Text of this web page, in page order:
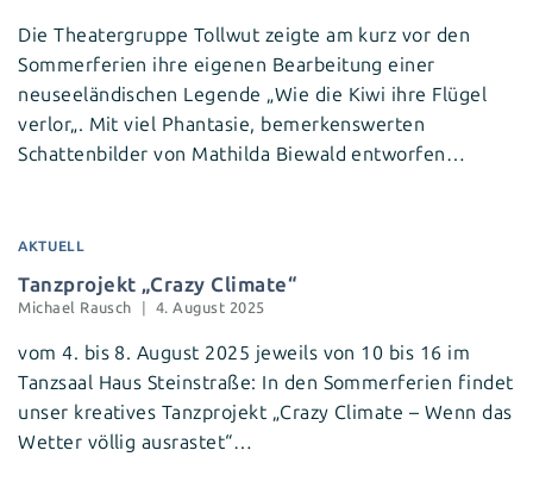
Die Theatergruppe Tollwut zeigte am kurz vor den
Sommerferien ihre eigenen Bearbeitung einer
neuseeländischen Legende „Wie die Kiwi ihre Flügel
verlor„. Mit viel Phantasie, bemerkenswerten
Schattenbilder von Mathilda Biewald entworfen…
AKTUELL
Tanzprojekt „Crazy Climate“
Michael Rausch 4. August 2025
vom 4. bis 8. August 2025 jeweils von 10 bis 16 im
Tanzsaal Haus Steinstraße: In den Sommerferien findet
unser kreatives Tanzprojekt „Crazy Climate – Wenn das
Wetter völlig ausrastet“…